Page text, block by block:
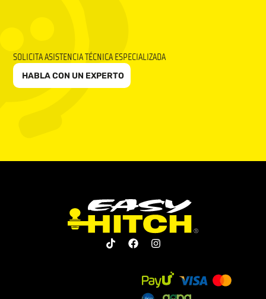
SOLICITA ASISTENCIA TÉCNICA ESPECIALIZADA
HABLA CON UN EXPERTO